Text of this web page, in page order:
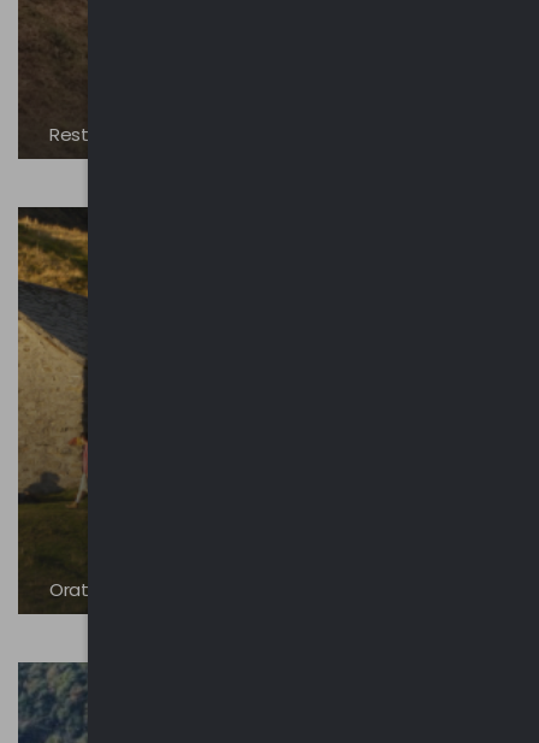
Resti archeologici
Oratori e chiese minori